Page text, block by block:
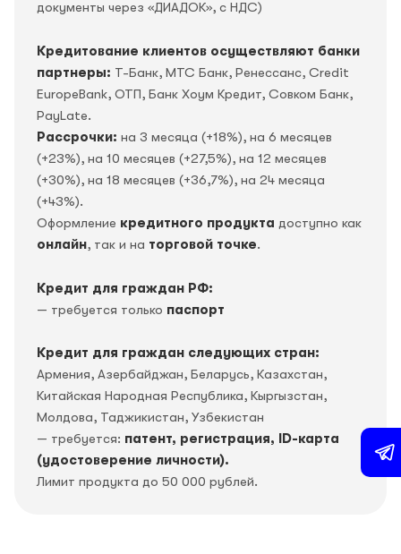
документы через «ДИАДОК», c НДС)
Кредитование клиентов осуществляют банки
партнеры: Т-Банк, МТС Банк, Ренессанс, Credit
EuropeBank, OTП, Банк Хоум Кредит, Совком Банк,
PayLate.
Рассрочки: на 3 месяца (+18%), на 6 месяцев
(+23%), на 10 месяцев (+27,5%), на 12 месяцев
(+30%), на 18 месяцев (+36,7%), на 24 месяца
(+43%).
Оформление кредитного продукта доступно как
онлайн, так и на торговой точке.
Кредит для граждан РФ:
— требуется только паспорт
Кредит для граждан следующих стран:
Армения, Азербайджан, Беларусь, Казахстан,
Китайская Народная Республика, Кыргызстан,
Молдова, Таджикистан, Узбекистан
— требуется: патент, регистрация, ID-карта
(удостоверение личности).
Лимит продукта до 50 000 рублей.